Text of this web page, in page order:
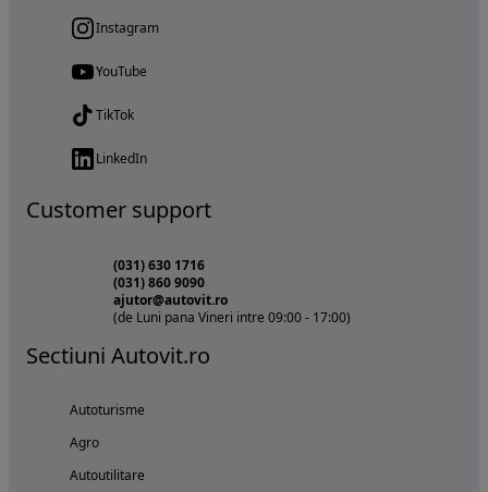
Instagram
YouTube
TikTok
LinkedIn
Customer support
(031) 630 1716
(031) 860 9090
ajutor@autovit.ro
(de Luni pana Vineri intre 09:00 - 17:00)
Sectiuni Autovit.ro
Autoturisme
Agro
Autoutilitare